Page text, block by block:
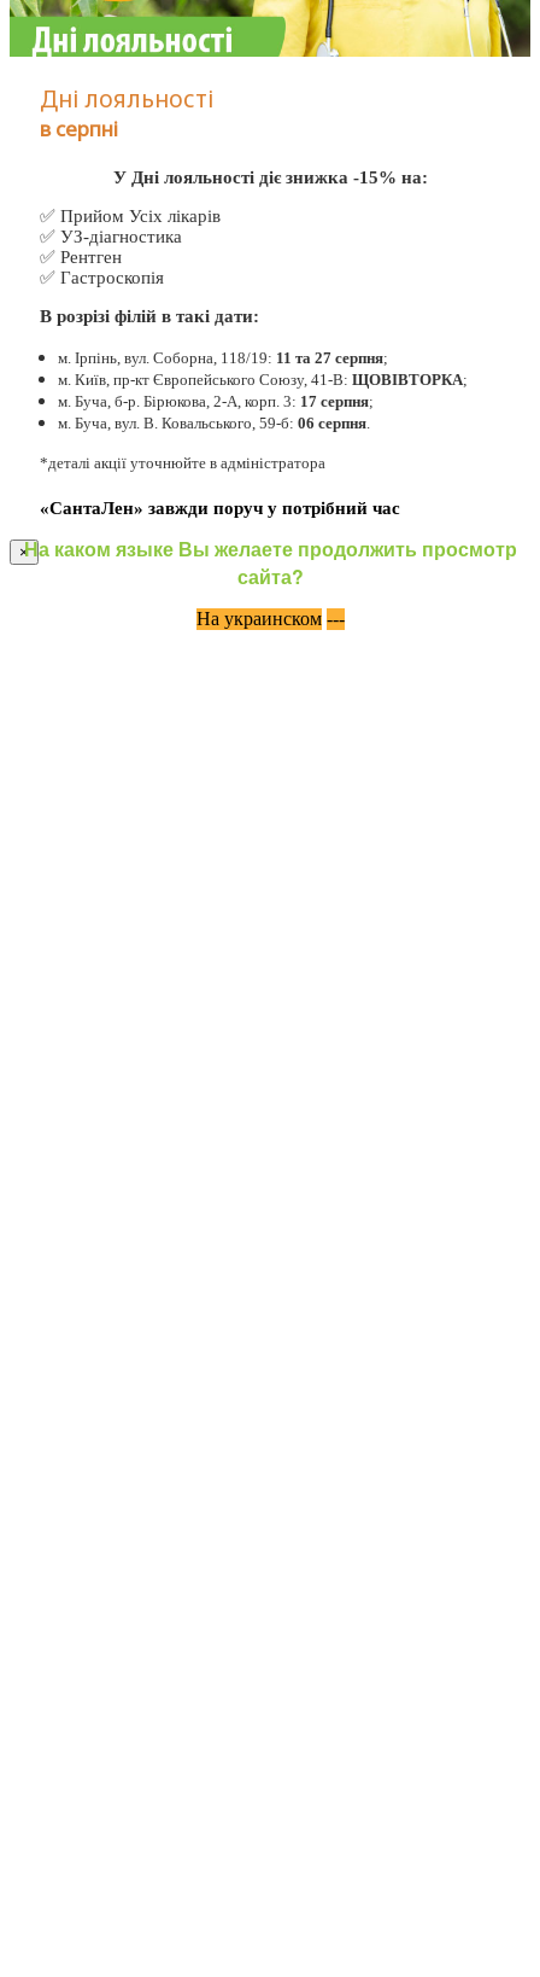
Дні лояльності
в серпні
У Дні лояльності діє знижка -15% на:
✅ Прийом Усіх лікарів
✅ УЗ-діагностика
✅ Рентген
✅ Гастроскопія
В розрізі філій в такі дати:
м. Ірпінь, вул. Соборна, 118/19: 11 та 27 серпня;
м. Київ, пр-кт Європейського Союзу, 41-В: ЩОВІВТОРКА;
м. Буча, б-р. Бірюкова, 2-А, корп. 3: 17 серпня;
м. Буча, вул. В. Ковальського, 59-б: 06 серпня.
*деталі акції уточнюйте в адміністратора
«СантаЛен» завжди поруч у потрібний час
×На каком языке Вы желаете продолжить просмотр
сайта?
На украинском ---